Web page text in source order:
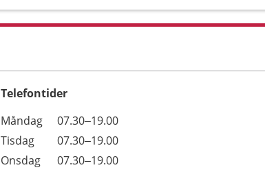
Telefontider
Dag
Öppettider
Kommentarer
Måndag
07.30–19.00
Tisdag
07.30–19.00
Onsdag
07.30–19.00